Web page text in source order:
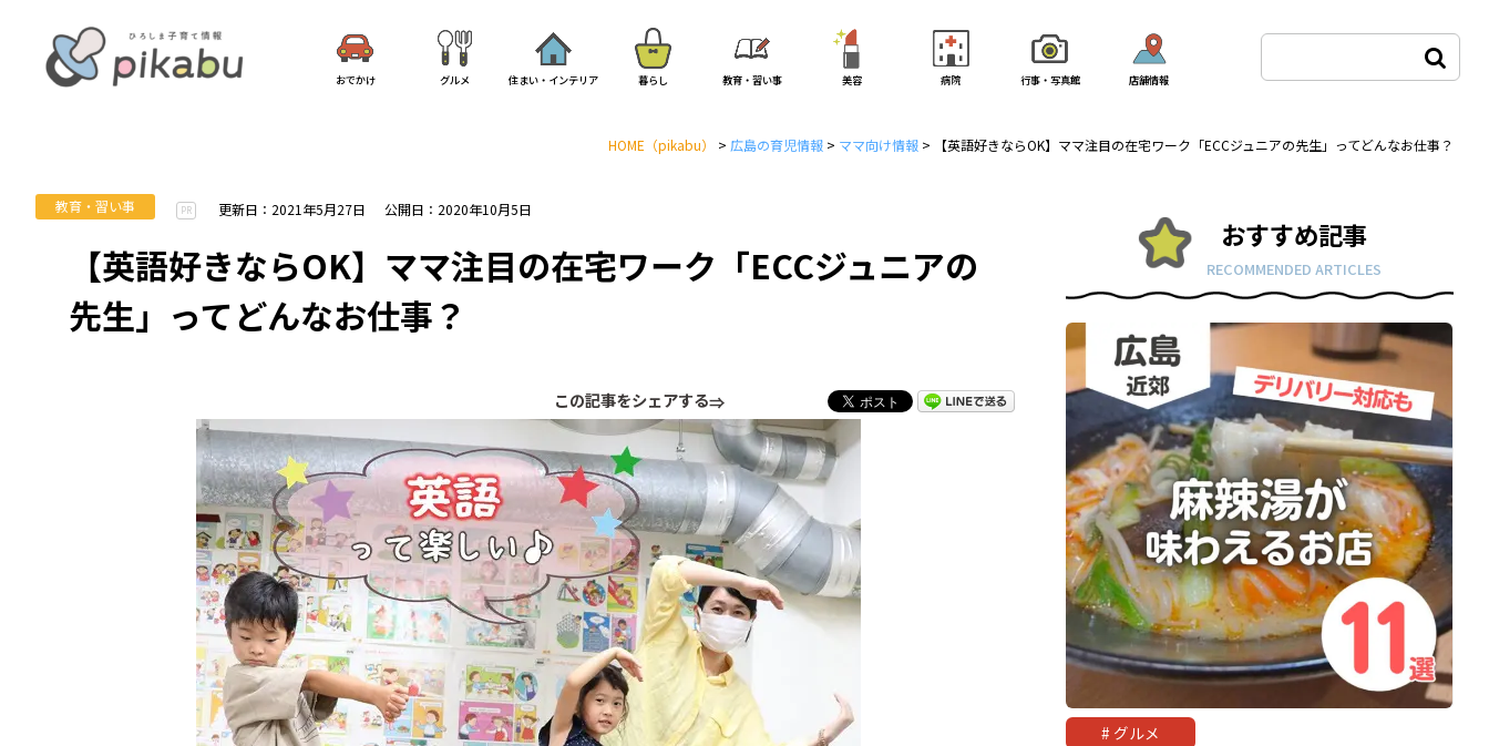
おでかけ グルメ 住まい・インテリア 暮らし 教育・習い事 美容 病院 行事・写真館 店舗情報
HOME （pikabu） > 広島の育児情報 > ママ向け情報 > 【英語好きならOK】ママ注目の在宅ワーク「ECCジュニアの先生」ってどんなお仕事？
教育・習い事 PR 更新日：2021年5月27日 公開日：2020年10月5日
【英語好きならOK】ママ注目の在宅ワーク「ECCジュニアの
先生」ってどんなお仕事？
この記事をシェアする
おすすめ記事
RECOMMENDED ARTICLES
グルメ